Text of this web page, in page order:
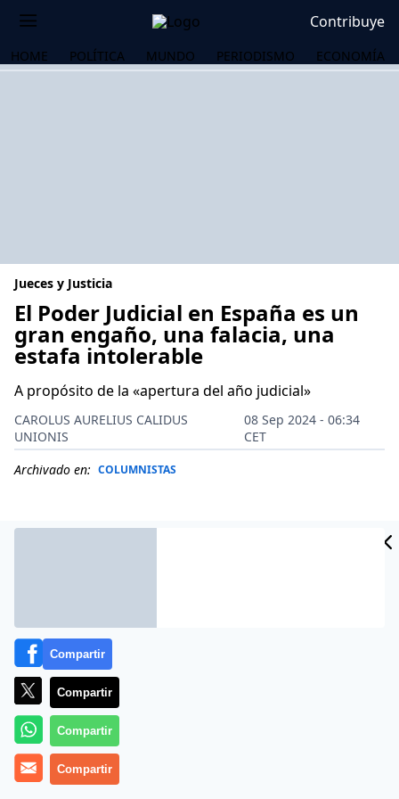
Contribuye
HOME POLÍTICA MUNDO PERIODISMO ECONOMÍA
Jueces y Justicia
El Poder Judicial en España es un
gran engaño, una falacia, una
estafa intolerable
A propósito de la «apertura del año judicial»
CAROLUS AURELIUS CALIDUS
UNIONIS
08 Sep 2024 - 06:34
CET
Archivado en: COLUMNISTAS
Más información
Compartir
Compartir
Compartir
Compartir